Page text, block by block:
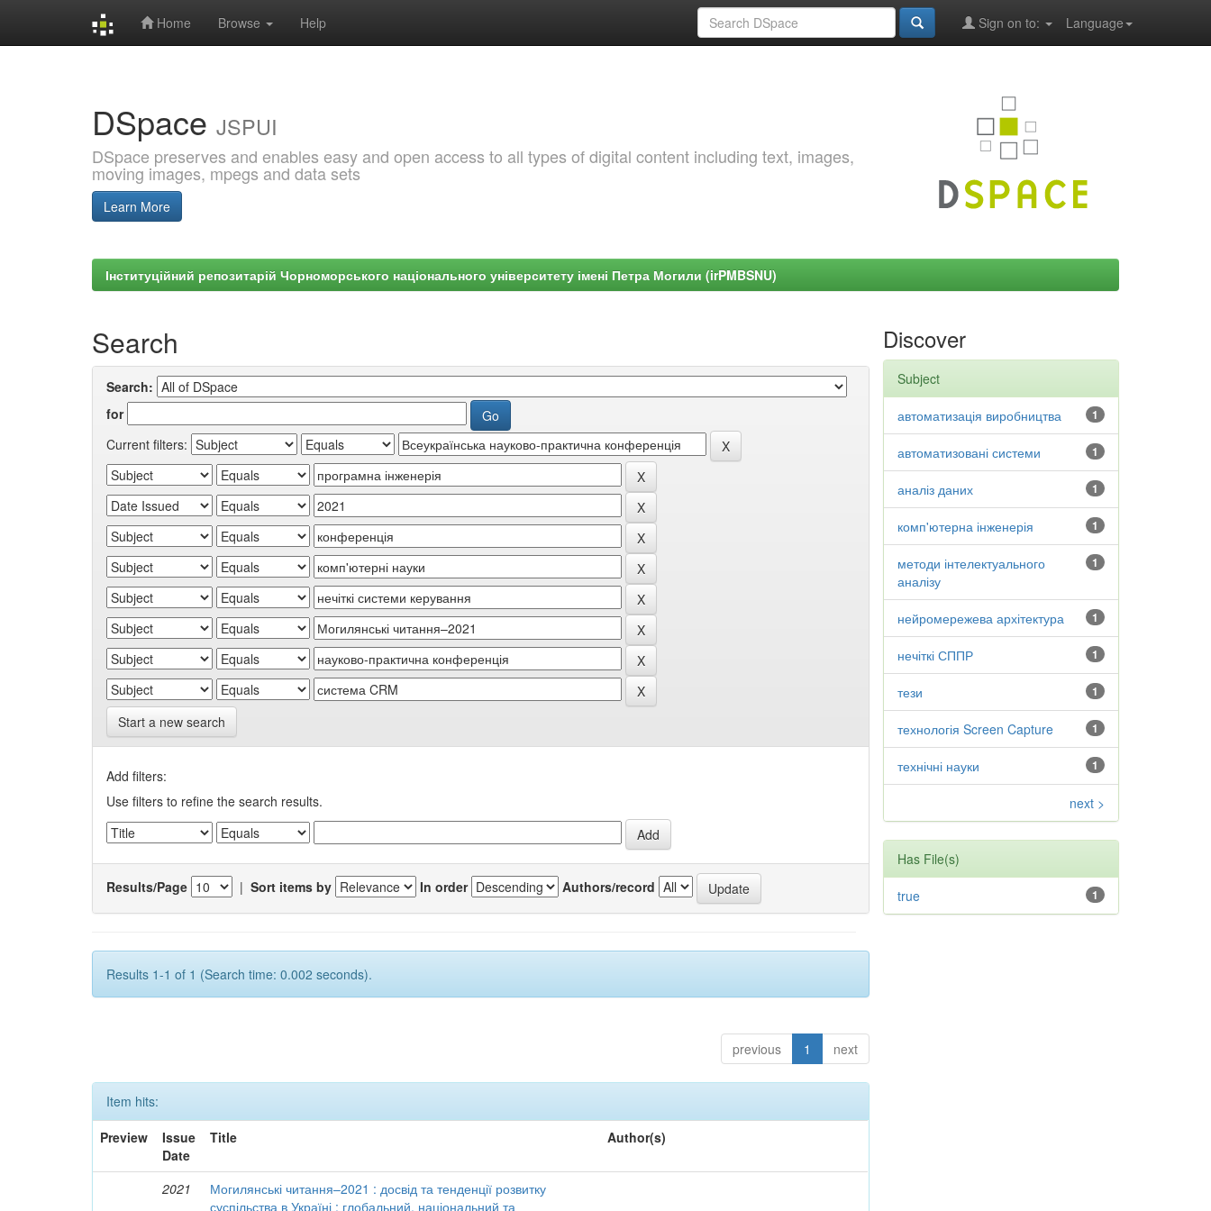
Home Browse Help Language
Sign on to:
DSpace JSPUI
DSpace preserves and enables easy and open access to all types of digital content including text, images,
moving images, mpegs and data sets
Learn More
Інституційний репозитарій Чорноморського національного університету імені Петра Могили (irPMBSNU)
Search
Search:
for
Current filters:
Start a new search
Add filters:
Use filters to refine the search results.
Results/Page | Sort items by In order Authors/record
Results 1-1 of 1 (Search time: 0.002 seconds).
previous 1 next
Item hits:
Preview
Issue
Date
Title Author(s)
2021
Могилянські читання–2021 : досвід та тенденції розвитку
суспільства в Україні : глобальний, національний та
Discover
Subject
1
автоматизація виробництва
1
автоматизовані системи
1
аналіз даних
1
комп'ютерна інженерія
1
методи інтелектуального
аналізу
1
нейромережева архітектура
1
нечіткі СППР
1
тези
1
технологія Screen Capture
1
технічні науки
next >
Has File(s)
1
true